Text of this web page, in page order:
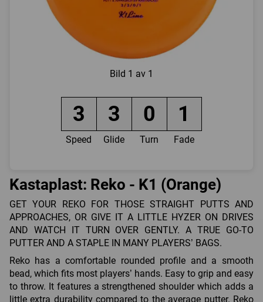
Bild 1 av 1
3 3 0 1
Speed Glide Turn Fade
Kastaplast: Reko - K1 (Orange)
GET YOUR REKO FOR THOSE STRAIGHT PUTTS AND
APPROACHES, OR GIVE IT A LITTLE HYZER ON DRIVES
AND WATCH IT TURN OVER GENTLY. A TRUE GO-TO
PUTTER AND A STAPLE IN MANY PLAYERS’ BAGS.
Reko has a comfortable rounded profile and a smooth
bead, which fits most players’ hands. Easy to grip and easy
to throw. It features a strengthened shoulder which adds a
little extra durability compared to the average putter. Reko